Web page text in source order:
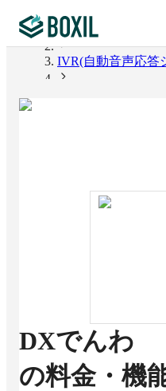
カテゴリから探す
BOXILの使い方ガイド
BOXIL
IVR(自動音声応答
DXでんわ
の料金・機